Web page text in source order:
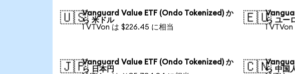
🇺🇸Vanguard Value ETF (Ondo Tokenized) か
ら 米ドル
1 VTVon は $226.45 に相当
🇪🇺ら ユーロ
1
🇯🇵Vanguard Value ETF (Ondo Tokenized) か
ら 日本円
🇨🇳ら 中国